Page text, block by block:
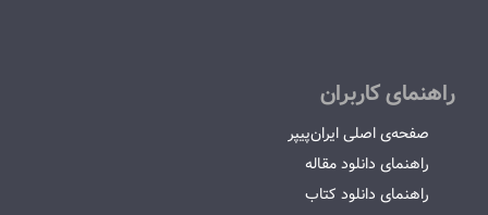
راهنمای کاربران
صفحه‌ی اصلی ایران‌پیپر
راهنمای دانلود مقاله
راهنمای دانلود کتاب